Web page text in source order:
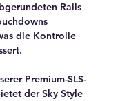
Rails
die Kontrolle
Premium-SLS-
der Sky Style